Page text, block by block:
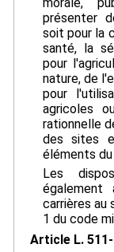
morale,
présenter
soit pour la
santé, la
pour
nature, de
pour
agricoles
rationnelle
des sites
éléments
Les
également
carrières au
1 du code
Article L.